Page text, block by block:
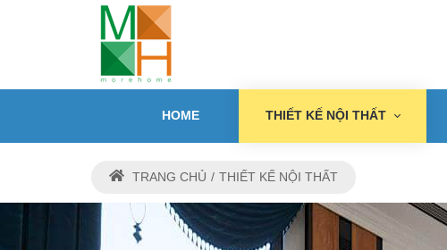
HOME THIẾT KẾ NỘI THẤT
TRANG CHỦ THIẾT KẾ NỘI THẤT